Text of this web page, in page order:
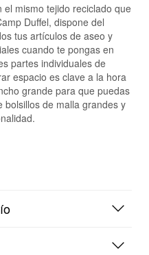
el mismo tejido reciclado que
Duffel, dispone del
tus artículos de aseo y
cuando te pongas en
partes individuales de
espacio es clave a la hora
grande para que puedas
bolsillos de malla grandes y